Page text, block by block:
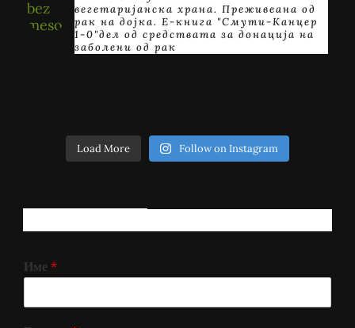
вегетаријанска храна. Преживеана од
рак на дојка. E-книга "Смути-Канцер
1-0"дел од средствата за донација на
заболени од рак
Load More Follow on Instagram
Име *